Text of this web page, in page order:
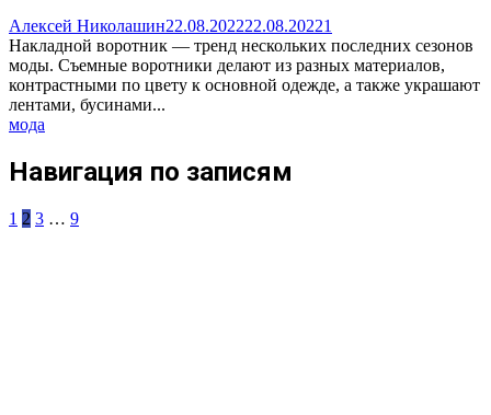
Алексей Николашин22.08.202222.08.20221
Накладной воротник — тренд нескольких последних сезонов
моды. Съемные воротники делают из разных материалов,
контрастными по цвету к основной одежде, а также украшают
лентами, бусинами...
мода
Навигация по записям
1 2 3 … 9